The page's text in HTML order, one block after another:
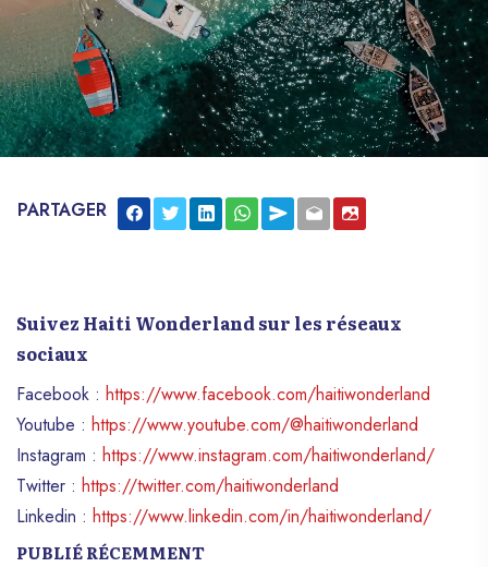
PARTAGER
Suivez Haiti Wonderland sur les réseaux
sociaux
Facebook : https://www.facebook.com/haitiwonderland
Youtube : https://www.youtube.com/@haitiwonderland
Instagram : https://www.instagram.com/haitiwonderland/
Twitter : https://twitter.com/haitiwonderland
Linkedin : https://www.linkedin.com/in/haitiwonderland/
PUBLIÉ RÉCEMMENT